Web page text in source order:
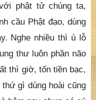
phật tử chúng ta,
cầu Phật đạo, dùng
Nghe nhiều thì ù lỗ
thư luôn phần não
thì giờ, tốn tiền bạc,
gì dùng hoài cũng